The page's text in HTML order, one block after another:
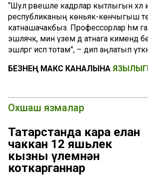
“Шул рәвешле кадрлар кытлыгын хәл
республиканың көньяк-көнчыгыш
катнашачакбыз. Профессорлар һәм
эшләячәк, мин үзем дә атнага
эшләргә исәп тотам”, – дип аңлатып
БЕЗНЕҢ МАКС КАНАЛЫНА
Охшаш язмалар
Татарстанда кара елан
чаккан 12 яшьлек
кызны үлемнән
коткарганнар